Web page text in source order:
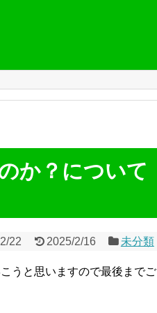
か？について
22 2025/2/16 未分類
うと思いますので最後までご